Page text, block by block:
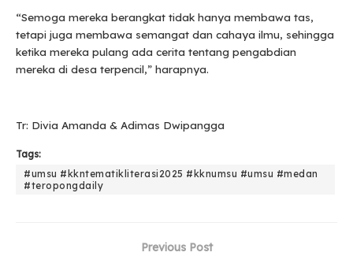
“Semoga mereka berangkat tidak hanya membawa tas,
tetapi juga membawa semangat dan cahaya ilmu, sehingga
ketika mereka pulang ada cerita tentang pengabdian
mereka di desa terpencil,” harapnya.
Tr: Divia Amanda & Adimas Dwipangga
Tags:
#umsu #kkntematikliterasi2025 #kknumsu #umsu #medan
#teropongdaily
Previous Post